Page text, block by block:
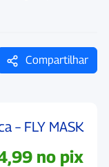
Compartilhar
– FLY MASK
no pix